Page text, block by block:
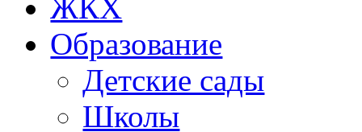
ЖКХ
Образование
Детские сады
Школы